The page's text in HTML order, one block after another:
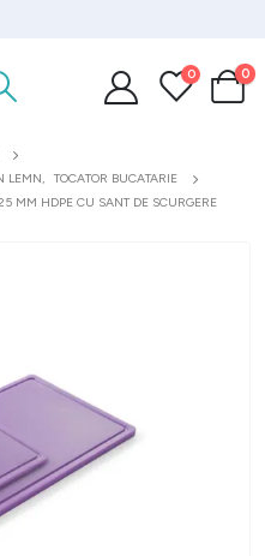
0 0
LEMN, TOCATOR BUCATARIE
MM HDPE CU SANT DE SCURGERE